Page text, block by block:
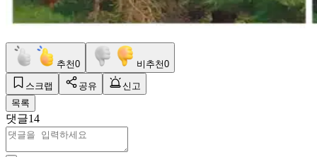
추천0 비추천0
스크랩 공유
신고
목록
댓글14